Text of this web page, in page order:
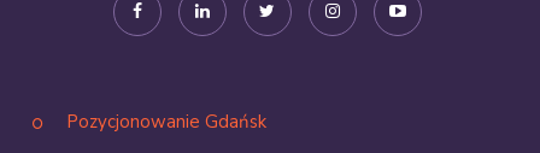
Pozycjonowanie Gdańsk